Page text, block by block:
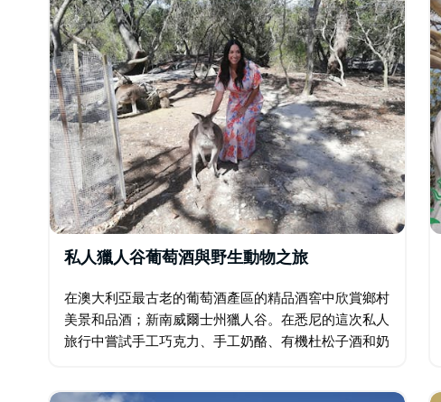
私人獵人谷葡萄酒與野生動物之旅
在澳大利亞最古老的葡萄酒產區的精品酒窖中欣賞鄉村
美景和品酒；新南威爾士州獵人谷。在悉尼的這次私人
旅行中嘗試手工巧克力、手工奶酪、有機杜松子酒和奶